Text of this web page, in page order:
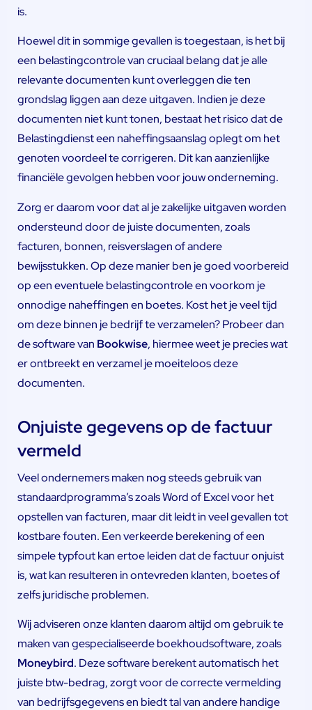
is.
Hoewel dit in sommige gevallen is toegestaan, is het bij
een belastingcontrole van cruciaal belang dat je alle
relevante documenten kunt overleggen die ten
grondslag liggen aan deze uitgaven. Indien je deze
documenten niet kunt tonen, bestaat het risico dat de
Belastingdienst een naheffingsaanslag oplegt om het
genoten voordeel te corrigeren. Dit kan aanzienlijke
financiële gevolgen hebben voor jouw onderneming.
Zorg er daarom voor dat al je zakelijke uitgaven worden
ondersteund door de juiste documenten, zoals
facturen, bonnen, reisverslagen of andere
bewijsstukken. Op deze manier ben je goed voorbereid
op een eventuele belastingcontrole en voorkom je
onnodige naheffingen en boetes. Kost het je veel tijd
om deze binnen je bedrijf te verzamelen? Probeer dan
de software van Bookwise, hiermee weet je precies wat
er ontbreekt en verzamel je moeiteloos deze
documenten.
Onjuiste gegevens op de factuur
vermeld
Veel ondernemers maken nog steeds gebruik van
standaardprogramma’s zoals Word of Excel voor het
opstellen van facturen, maar dit leidt in veel gevallen tot
kostbare fouten. Een verkeerde berekening of een
simpele typfout kan ertoe leiden dat de factuur onjuist
is, wat kan resulteren in ontevreden klanten, boetes of
zelfs juridische problemen.
Wij adviseren onze klanten daarom altijd om gebruik te
maken van gespecialiseerde boekhoudsoftware, zoals
Moneybird. Deze software berekent automatisch het
juiste btw-bedrag, zorgt voor de correcte vermelding
van bedrijfsgegevens en biedt tal van andere handige